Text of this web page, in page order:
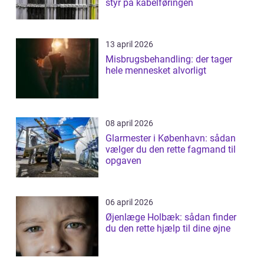
styr på kabelføringen
13 april 2026
Misbrugsbehandling: der tager
hele mennesket alvorligt
08 april 2026
Glarmester i København: sådan
vælger du den rette fagmand til
opgaven
06 april 2026
Øjenlæge Holbæk: sådan finder
du den rette hjælp til dine øjne